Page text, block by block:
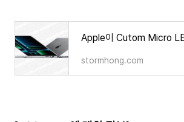
stormhong.com